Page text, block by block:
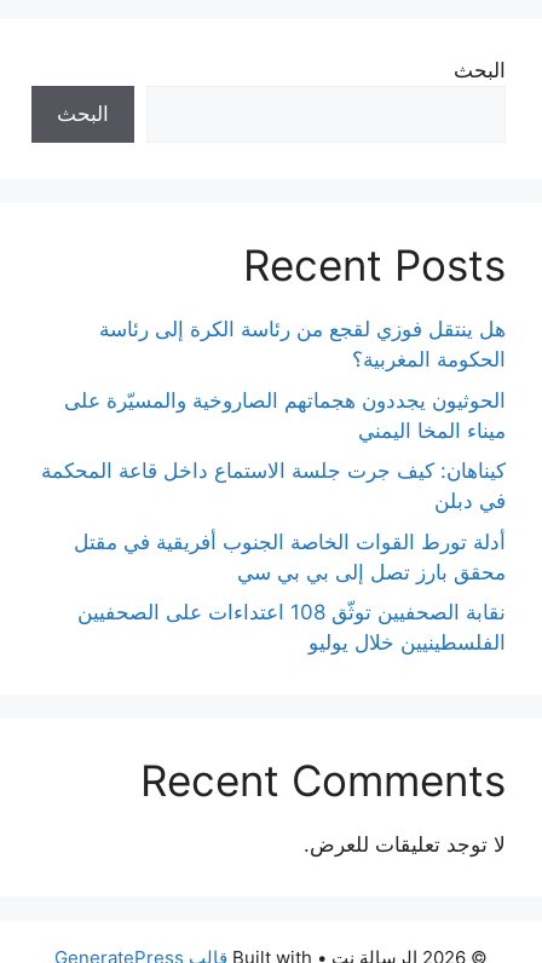
البحث
البحث
Recent Posts
هل ينتقل فوزي لقجع من رئاسة الكرة إلى رئاسة
الحكومة المغربية؟
الحوثيون يجددون هجماتهم الصاروخية والمسيّرة على
ميناء المخا اليمني
كيناهان: كيف جرت جلسة الاستماع داخل قاعة المحكمة
في دبلن
أدلة تورط القوات الخاصة الجنوب أفريقية في مقتل
محقق بارز تصل إلى بي بي سي
نقابة الصحفيين توثّق 108 اعتداءات على الصحفيين
الفلسطينيين خلال يوليو
Recent Comments
لا توجد تعليقات للعرض.
© 2026 الرسالة نت • Built with قالب GeneratePress